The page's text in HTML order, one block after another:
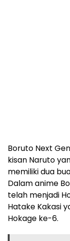
Boruto Next
kisan Naruto
memiliki dua
Dalam anime
telah menjadi
Hatake Kakasi
Hokage ke-6.